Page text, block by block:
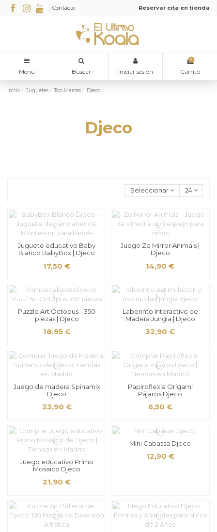
Contacto Reservar cita en tienda
Menu Buscar Iniciar sesión
0
Carrito
Inicio Juguetes Top Marcas Djeco
Djeco
Seleccionar 24
Juguete educativo Baby
Blanco BabyBox | Djeco
17,50 €
Juego Ze Mirror Animals |
Djeco
14,90 €
Puzzle Art Octopus - 350
piezas | Djeco
18,95 €
Laberinto Interactivo de
Madera Jungla | Djeco
32,90 €
Juego de madera Spinamix
Djeco
23,90 €
Papiroflexia Origami
Pájaros Djeco
6,50 €
Juego educativo Primo
Mosaico Djeco
21,90 €
Mini Cabassa Djeco
12,90 €